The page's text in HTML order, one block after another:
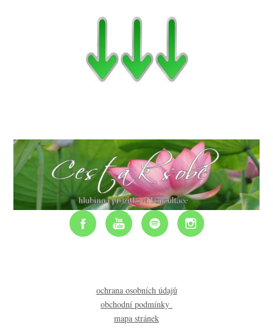
ochrana osobních údajů
obchodní podmínky
mapa stránek